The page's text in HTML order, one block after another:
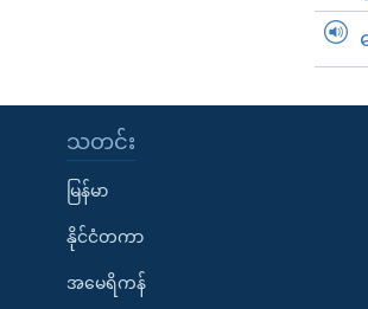
သတင်း
မြန်မာ
နိုင်ငံတကာ
အမေရိကန်